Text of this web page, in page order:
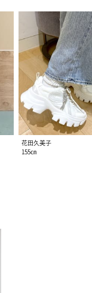
花田久美子
155㎝